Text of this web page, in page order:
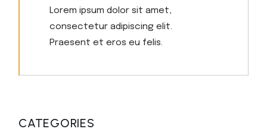
Lorem ipsum dolor sit amet,
consectetur adipiscing elit.
Praesent et eros eu felis.
CATEGORIES